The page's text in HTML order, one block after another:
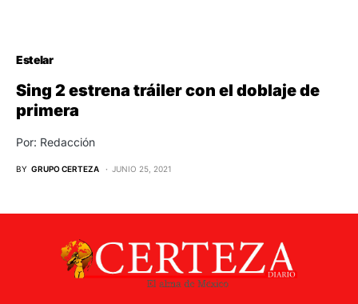
Estelar
Sing 2 estrena tráiler con el doblaje de
primera
Por: Redacción
BY GRUPO CERTEZA JUNIO 25, 2021